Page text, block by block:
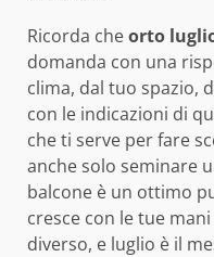
Ricorda cheorto
domanda con una
clima, dal tuo spazio,
con le indicazioni di
che ti serve per fare
anche solo seminare
balcone è un ottimo
cresce con le tue
diverso, e luglio è il